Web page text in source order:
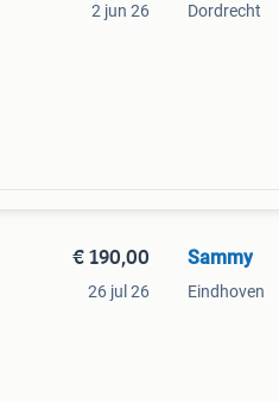
2 jun 26 Dordrecht
€ 190,00
26 jul 26
Sammy
Eindhoven